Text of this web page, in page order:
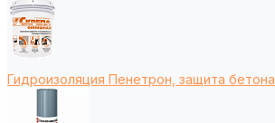
Гидроизоляция Пенетрон, защита бетона